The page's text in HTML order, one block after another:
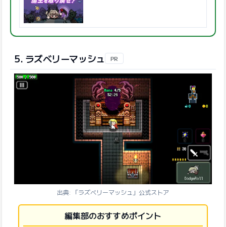
5. ラズベリーマッシュ PR
出典: 「ラズベリーマッシュ」公式ストア
編集部のおすすめポイント